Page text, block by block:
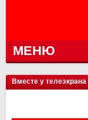
МЕНЮ
Вместе у телеэкрана